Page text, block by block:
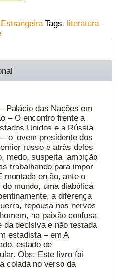
Tags: literatura
Palácio das Nações em
– O encontro frente a
Unidos e a Rússia.
o jovem presidente dos
russo e atrás deles
medo, suspeita, ambição
trabalhando para impor
montada então, ante o
mundo, uma diabólica
a diferença
repousa nos nervos
na paixão confusa
da decisiva e não testada
estadista – em A
estado de
Obs: Este livro foi
colada no verso da